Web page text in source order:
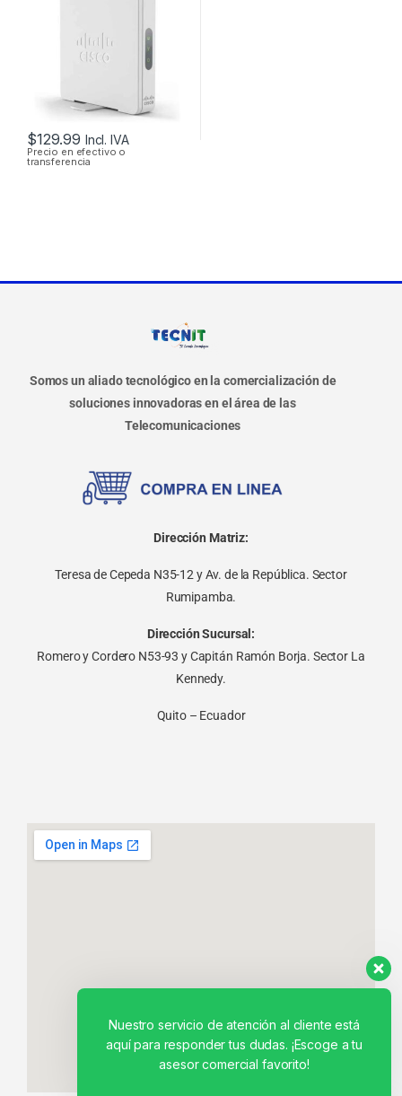
SOPORTE POE +
FUENTE
$129.99 Incl. IVA
Precio en efectivo o
transferencia
Somos un aliado tecnológico en la comercialización de
soluciones innovadoras en el área de las
Telecomunicaciones
Dirección Matriz:
Teresa de Cepeda N35-12 y Av. de la República. Sector
Rumipamba.
Dirección Sucursal:
Romero y Cordero N53-93 y Capitán Ramón Borja. Sector La
Kennedy.
Quito – Ecuador
Nuestro servicio de atención al cliente está
aquí para responder tus dudas. ¡Escoge a tu
asesor comercial favorito!